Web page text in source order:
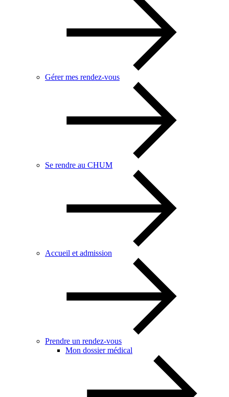
Gérer mes rendez-vous
Se rendre au CHUM
Accueil et admission
Prendre un rendez-vous
Mon dossier médical